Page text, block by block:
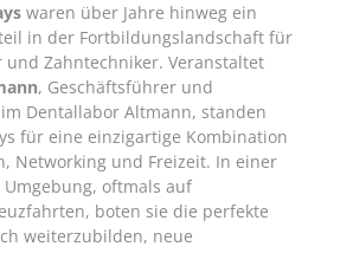
waren über Jahre hinweg ein
in der Fortbildungslandschaft für
und Zahntechniker. Veranstaltet
, Geschäftsführer und
Dentallabor Altmann, standen
für eine einzigartige Kombination
Networking und Freizeit. In einer
oftmals auf
boten sie die perfekte
weiterzubilden, neue